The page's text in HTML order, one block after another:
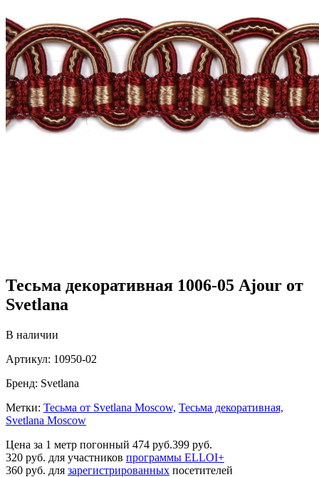
Тесьма декоративная 1006-05 Ajour от
Svetlana
В наличии
Артикул: 10950-02
Бренд: Svetlana
Метки: Тесьма от Svetlana Moscow, Тесьма декоративная,
Svetlana Moscow
Цена за 1 метр погонный 474 руб.399 руб.
320 руб. для участников программы ELLOI+
360 руб. для зарегистрированных посетителей